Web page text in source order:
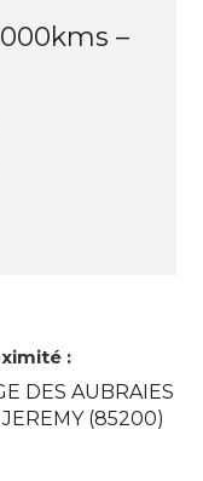
–
:
DES AUBRAIES
(85200)